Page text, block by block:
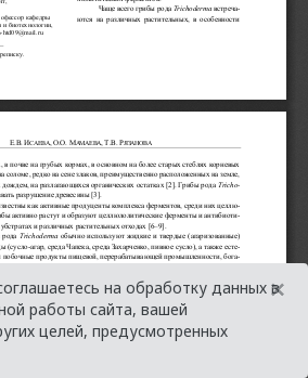
на обработку данных в
работы сайта, вашей
целей, предусмотренных
×